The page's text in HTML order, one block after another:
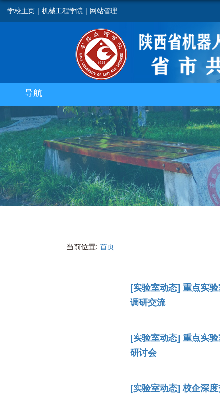
学校主页 | 机械工程学院 | 网站管理
导航
当前位置: 首页
[实验室动态] 重点实
调研交流
[实验室动态] 重点实
研讨会
[实验室动态] 校企深